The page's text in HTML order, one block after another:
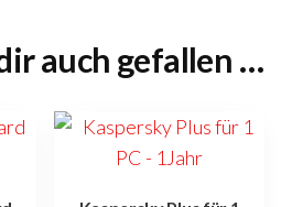
auch gefallen …